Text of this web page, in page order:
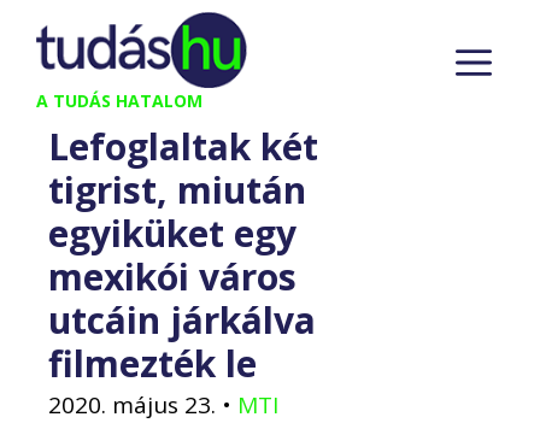
Kilépés
tartalomba
A TUDÁS HATALOM
Lefoglaltak két
tigrist, miután
egyiküket egy
mexikói város
utcáin járkálva
filmezték le
2020. május 23. • MTI